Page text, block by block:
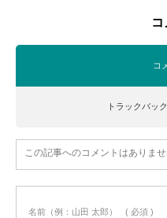
コ
コ
トラックバッ
この記事へのコメントはありませ
名前（例：山田 太郎） ( 必須 )